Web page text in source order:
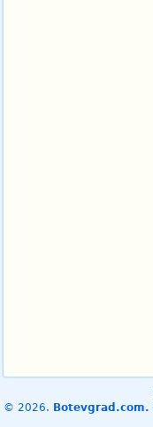
© 2026. Botevgrad.com.